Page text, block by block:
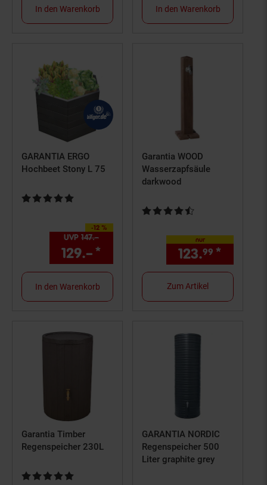
In den Warenkorb In den Warenkorb
GARANTIA ERGO
Hochbeet Stony L 75
Kundenbewertung: 4,75 von 5 Sternen
-12 %
Sie Sparen 12 Prozent,
UVP 147.–
129.–* Aktueller Preis: 129,–€
In den Warenkorb
Garantia WOOD
Wasserzapfsäule
darkwood
Kundenbewertung: 4,5 von 5
nur
123.99 *
Zum Artikel
Garantia Timber
Regenspeicher 230L
Kundenbewertung: 5 von 5 Sternen
GARANTIA NORDIC
Regenspeicher 500
Liter graphite grey